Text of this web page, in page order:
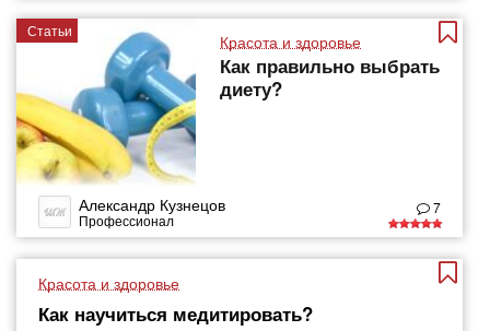
Статьи
Красота и здоровье
Как правильно выбрать
диету?
Александр Кузнецов
Профессионал
7
Красота и здоровье
Как научиться медитировать?